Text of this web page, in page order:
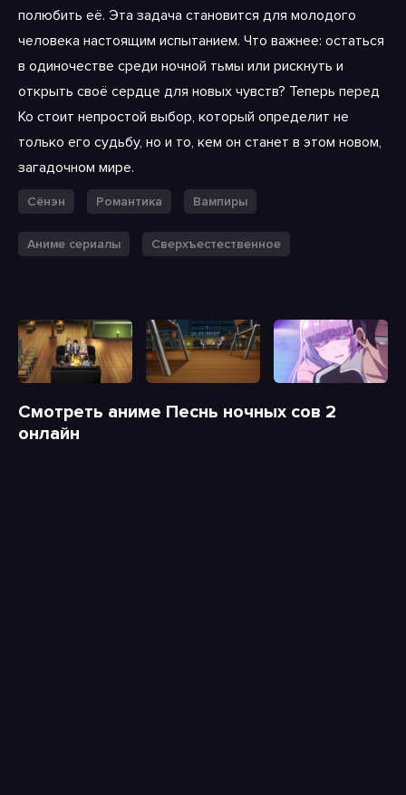
полюбить её. Эта задача становится для молодого
человека настоящим испытанием. Что важнее: остаться
в одиночестве среди ночной тьмы или рискнуть и
открыть своё сердце для новых чувств? Теперь перед
Ко стоит непростой выбор, который определит не
только его судьбу, но и то, кем он станет в этом новом,
загадочном мире.
Сёнэн Романтика Вампиры
Аниме сериалы Сверхъестественное
Смотреть аниме Песнь ночных сов 2
онлайн